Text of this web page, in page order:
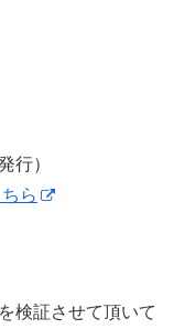
）
ら
検証させて頂いて